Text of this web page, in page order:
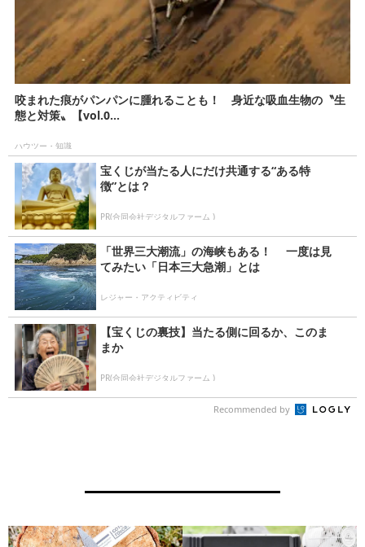
咬まれた痕がパンパンに腫れることも！ 身近な吸血生物の〝生
態と対策〟【vol.0...
ハウツー・知識
宝くじが当たる人にだけ共通する“ある特
徴”とは？
PR(合同会社デジタルファーム )
「世界三大潮流」の海峡もある！ 一度は見
てみたい「日本三大急潮」とは
レジャー・アクティビティ
【宝くじの裏技】当たる側に回るか、このま
まか
PR(合同会社デジタルファーム )
Recommended by